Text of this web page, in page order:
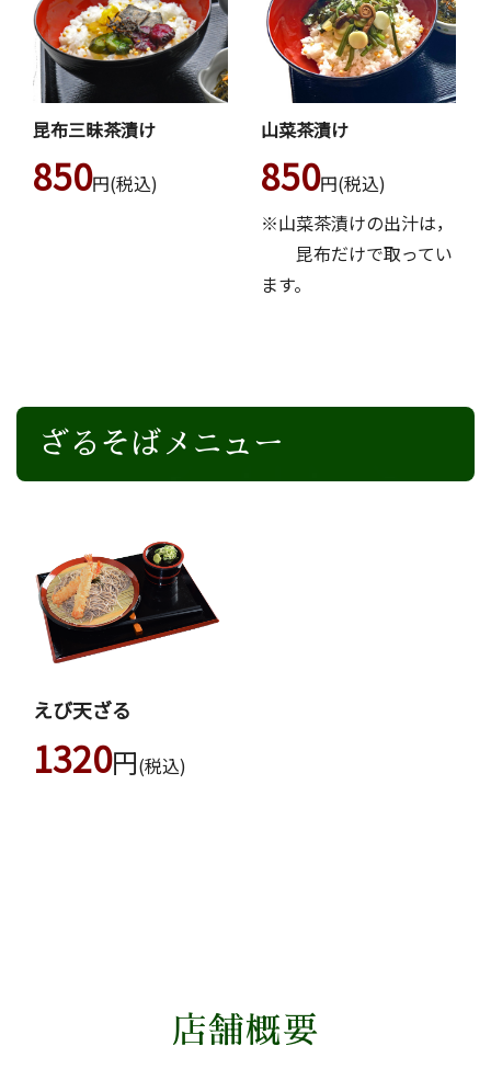
昆布三昧茶漬け
850円(税込)
山菜茶漬け
850円(税込)
※山菜茶漬けの出汁は，
昆布だけで取ってい
ます。
ざるそばメニュー
えび天ざる
1320円(税込)
店舗概要